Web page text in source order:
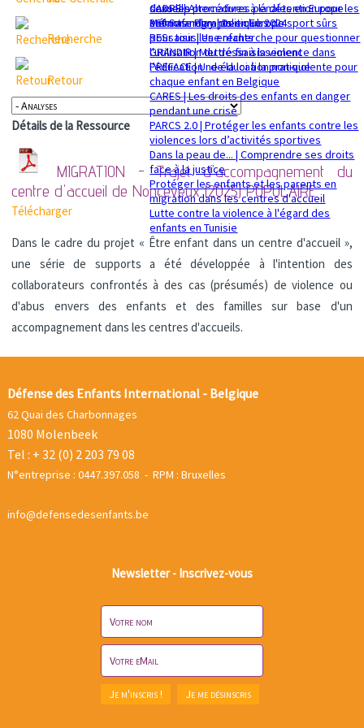
sexuelle
Mémorandum politique 2024
dans les procédures pénales en Europe
360 Safe Play | Des clubs de sport sûrs
pour tous les enfants
GRANDIR | Mettre fin à la violence dans
l’éducation : de la loi à la pratique
CADRE | Alternatives à la détention pour les
enfants migrants en Europe
RESsaisir | Une recherche pour questionner
l'utilisation du déssaisissement
PREFACE | Une éducation non-violente pour
chaque enfant en Belgique
CARES | Les droits des enfants en danger
pendant une crise
PARCS 2.0 | Protéger les enfants contre les
violences lors d’activités sportives
Dans la peau de... | Comprendre ses droits
face à la justice
Protéger les enfants et les parents en
migration dans les centres d'accueil
Lutte contre la violence à l'égard des
enfants en Tunisie
Recherche
Retour
Détails de la Ressource
MIGRATION - Trajet d'accompagnement du
centre d'accueil de Nonceveux (2025)POPULAIRE
Télécharger
Dans le cadre du projet « Être enfant dans un centre d'accueil »,
une série de supports a été développée à l'intention des
collaborateurs confrontés à des cas (présumés) de violence ou
d'abus envers des enfants et des familles sur base d'un
accompagnement dans les centres d'accueils.
Défense des Enfants International - Belgique
62 Quai des Charbonnages
1080 Molenbeek
Tel : + 32 (0) 2 203 79 08
N°entreprise : 0447.397.058 - RPM : Bruxelles
info@defensedesenfants.be
Newsletter - Inscrivez-vous